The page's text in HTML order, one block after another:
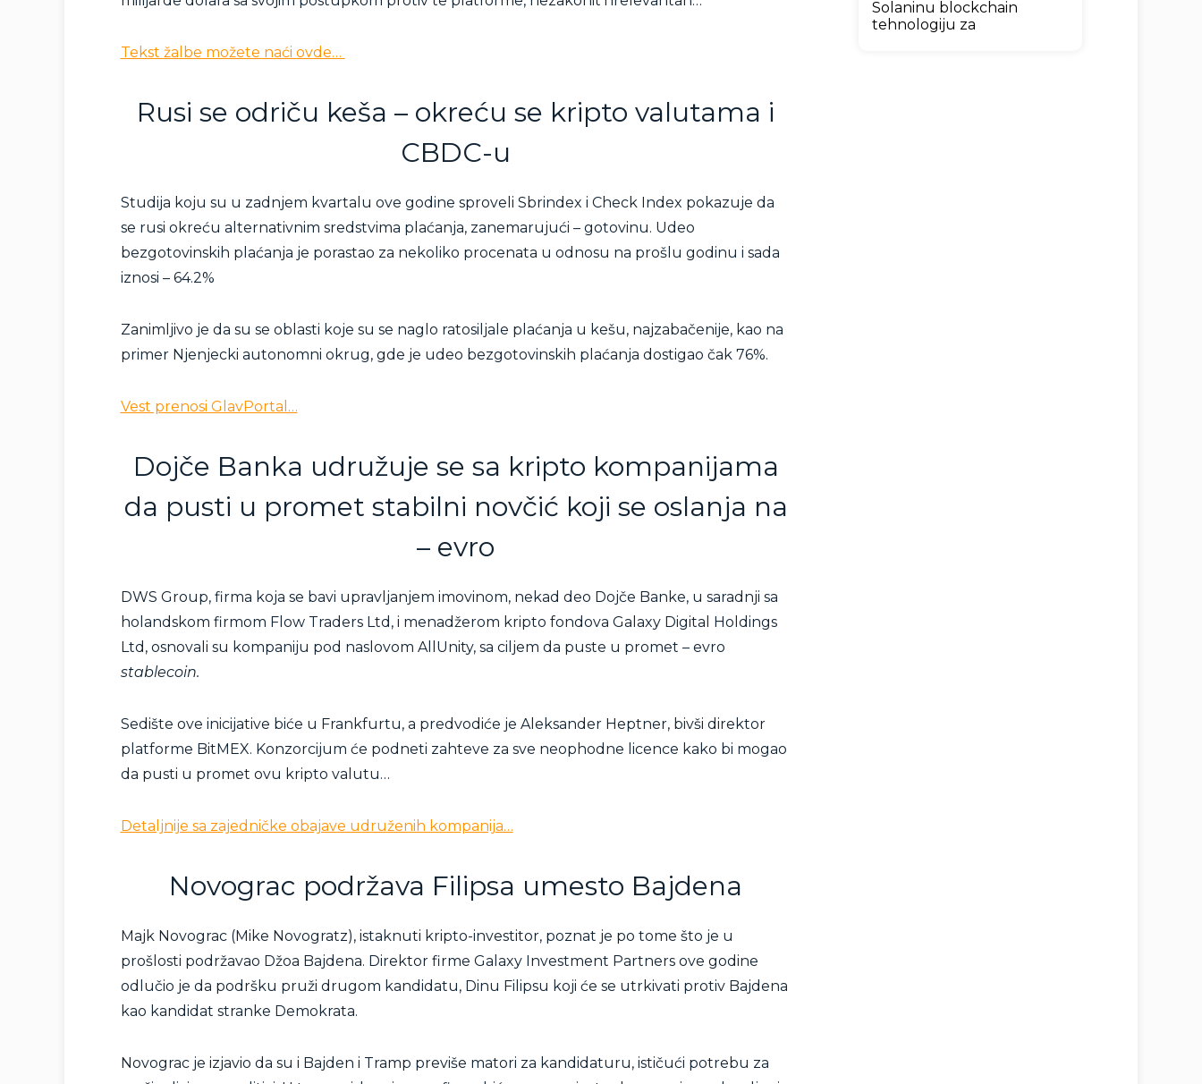
Tekst žalbe možete naći ovde…
Rusi se odriču keša – okreću se kripto valutama i
CBDC-u
Studija koju su u zadnjem kvartalu ove godine sproveli Sbrindex i Check Index pokazuje da
se rusi okreću alternativnim sredstvima plaćanja, zanemarujući – gotovinu. Udeo
bezgotovinskih plaćanja je porastao za nekoliko procenata u odnosu na prošlu godinu i sada
iznosi – 64.2%
Zanimljivo je da su se oblasti koje su se naglo ratosiljale plaćanja u kešu, najzabačenije, kao na
primer Njenjecki autonomni okrug, gde je udeo bezgotovinskih plaćanja dostigao čak 76%.
Vest prenosi GlavPortal…
Dojče Banka udružuje se sa kripto kompanijama
da pusti u promet stabilni novčić koji se oslanja na
– evro
DWS Group, firma koja se bavi upravljanjem imovinom, nekad deo Dojče Banke, u saradnji sa
holandskom firmom Flow Traders Ltd, i menadžerom kripto fondova Galaxy Digital Holdings
Ltd, osnovali su kompaniju pod naslovom AllUnity, sa ciljem da puste u promet – evro
stablecoin.
Sedište ove inicijative biće u Frankfurtu, a predvodiće je Aleksander Heptner, bivši direktor
platforme BitMEX. Konzorcijum će podneti zahteve za sve neophodne licence kako bi mogao
da pusti u promet ovu kripto valutu…
Detaljnije sa zajedničke obajave udruženih kompanija…
Novograc podržava Filipsa umesto Bajdena
Majk Novograc (Mike Novogratz), istaknuti kripto-investitor, poznat je po tome što je u
prošlosti podržavao Džoa Bajdena. Direktor firme Galaxy Investment Partners ove godine
odlučio je da podršku pruži drugom kandidatu, Dinu Filipsu koji će se utrkivati protiv Bajdena
kao kandidat stranke Demokrata.
Novograc je izjavio da su i Bajden i Tramp previše matori za kandidaturu, ističući potrebu za
Solaninu blockchain
tehnologiju za